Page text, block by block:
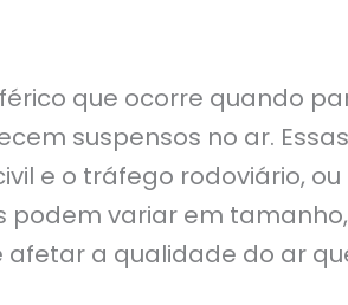
que ocorre quando
suspensos no ar.
e o tráfego rodoviário,
podem variar em
a qualidade do ar